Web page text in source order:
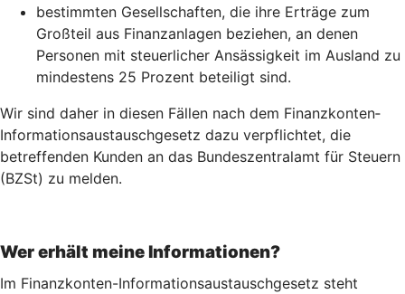
bestimmten Gesellschaften, die ihre Erträge zum
Großteil aus Finanzanlagen beziehen, an denen
Personen mit steuerlicher Ansässigkeit im Ausland zu
mindestens 25 Prozent beteiligt sind.
Wir sind daher in diesen Fällen nach dem Finanz­konten­
Informations­austausch­gesetz dazu verpflichtet, die
betreffenden Kunden an das Bundeszentralamt für Steuern
(BZSt) zu melden.
Wer erhält meine Informationen?
Im Finanzkonten-Informationsaustauschgesetz steht